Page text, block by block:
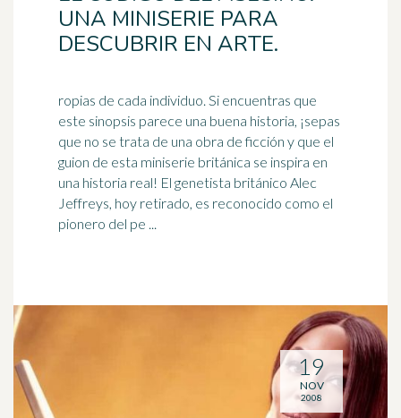
UNA MINISERIE PARA
DESCUBRIR EN ARTE.
ropias de cada individuo. Si encuentras que
este sinopsis parece una buena historia, ¡sepas
que no se trata de una obra de ficción y que el
guion de esta miniserie británica se inspira en
una historia real! El genetista británico Alec
Jeffreys, hoy retirado, es reconocido como el
pionero del pe ...
19
NOV
2008